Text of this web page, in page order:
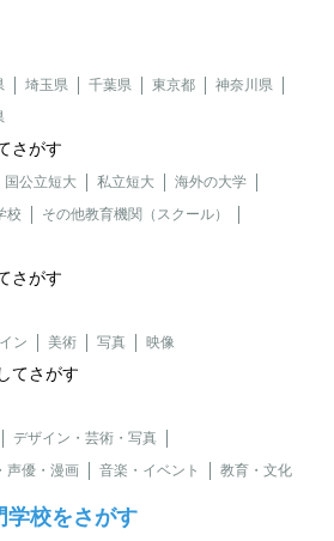
埼玉県 千葉県 東京都
神奈川県
さがす
国公立短大 私立短大
海外の大学
校
その他教育機関（スクール）
さがす
ン 美術 写真 映像
てさがす
デザイン・芸術・写真
声優・漫画
音楽・イベント 教育・文化
学校をさがす